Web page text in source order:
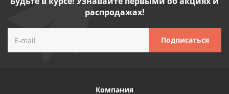
распродажах!
Компания